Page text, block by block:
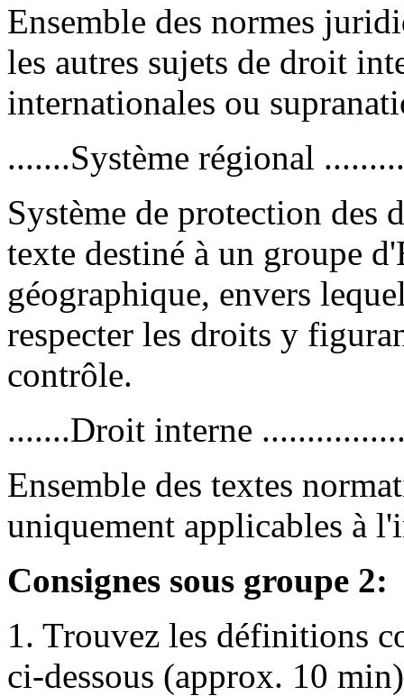
Ensemble des normes
les autres sujets de droit
internationales ou
.......Système régional
Système de protection des
texte destiné à un groupe
géographique, envers
respecter les droits y
contrôle.
.......Droit interne
Ensemble des textes
uniquement applicables à
Consignes sous groupe 2:
1. Trouvez les définitions
ci-dessous (approx. 10